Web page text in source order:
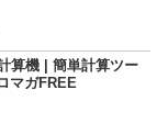
算機 | 簡単計算ツー
マガFREE